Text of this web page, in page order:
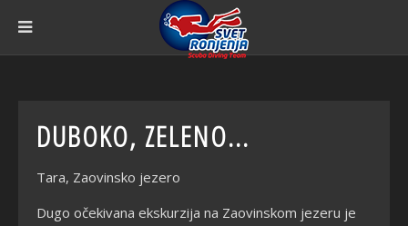
DUBOKO, ZELENO...
Tara, Zaovinsko jezero
Dugo očekivana ekskurzija na Zaovinskom jezeru je